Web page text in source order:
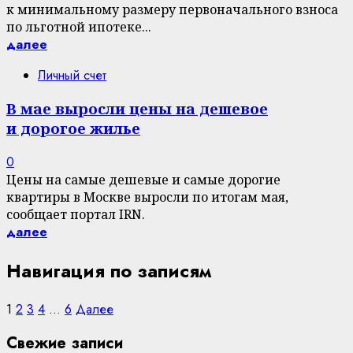
к минимальному размеру первоначального взноса
по льготной ипотеке...
далее
Личный счет
В мае выросли цены на дешевое
и дорогое жилье
0
Цены на самые дешевые и самые дорогие
квартиры в Москве выросли по итогам мая,
сообщает портал IRN.
далее
Навигация по записям
1 2 3 4 … 6 Далее
Свежие записи